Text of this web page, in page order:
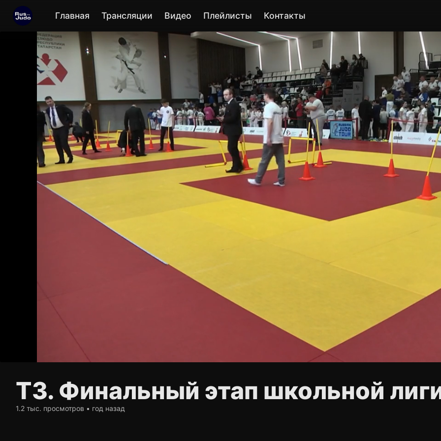
Т3. Финальный этап школьной
1.2 тыс. просмотров • год назад
Главная Трансляции Видео Плейлисты Контакты